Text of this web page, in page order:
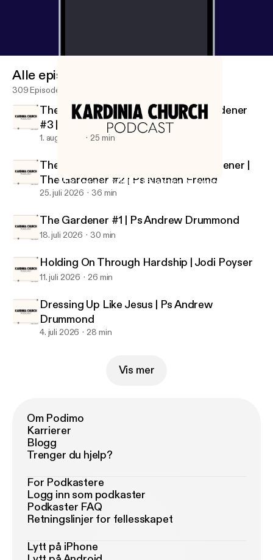
What was accomplished | Ps Andrew Drummond
Kardinia Church Podcast
Alle episoder
309 Episoder
The Gardener Who Prunes | The Gardener
#3 | Ps Joe Peters
1. aug. 2026 25 min
There is No Garden, without the gardener |
The Gardener #2 | Ps Nathan Freind
25. juli 2026 36 min
The Gardener #1 | Ps Andrew Drummond
18. juli 2026 30 min
Holding On Through Hardship | Jodi Poyser
11. juli 2026 26 min
Dressing Up Like Jesus | Ps Andrew
Drummond
4. juli 2026 28 min
Vis mer
Om Podimo
Karrierer
Blogg
Trenger du hjelp?
For Podkastere
Logg inn som podkaster
Podkaster FAQ
Retningslinjer for fellesskapet
Lytt på iPhone